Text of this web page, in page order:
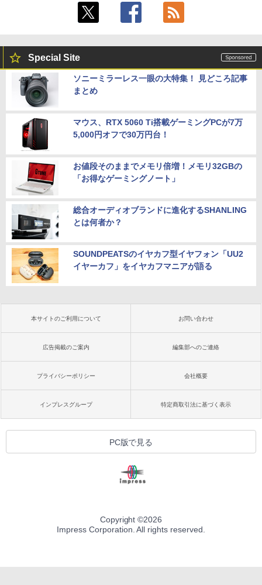
Special Site
ソニーミラーレス一眼の大特集！ 見どころ記事
まとめ
マウス、RTX 5060 Ti搭載ゲーミングPCが7万
5,000円オフで30万円台！
お値段そのままでメモリ倍増！メモリ32GBの
「お得なゲーミングノート」
総合オーディオブランドに進化するSHANLING
とは何者か？
SOUNDPEATSのイヤカフ型イヤフォン「UU2
イヤーカフ」をイヤカフマニアが語る
本サイトのご利用について お問い合わせ
広告掲載のご案内 編集部へのご連絡
プライバシーポリシー 会社概要
インプレスグループ 特定商取引法に基づく表示
PC版で見る
Copyright ©2026
Impress Corporation. All rights reserved.